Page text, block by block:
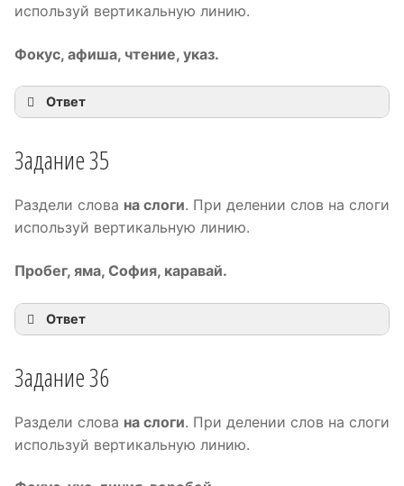
используй вертикальную линию.
Фокус, афиша, чтение, указ.
Ответ
Задание 35
Раздели слова на слоги. При делении слов на слоги
используй вертикальную линию.
Пробег, яма, София, каравай.
Ответ
Задание 36
Раздели слова на слоги. При делении слов на слоги
используй вертикальную линию.